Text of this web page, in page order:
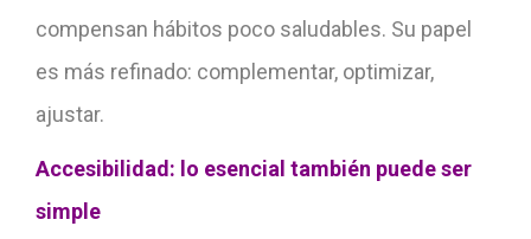
compensan hábitos poco saludables. Su papel
es más refinado: complementar, optimizar,
ajustar.
Accesibilidad: lo esencial también puede ser
simple